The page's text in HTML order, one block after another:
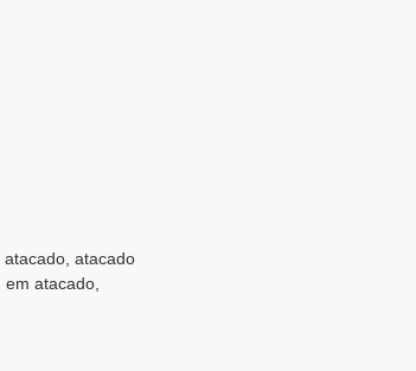
atacado, atacado
em atacado,